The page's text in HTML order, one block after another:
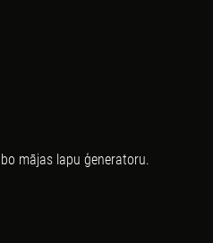
mājas lapu ģeneratoru.